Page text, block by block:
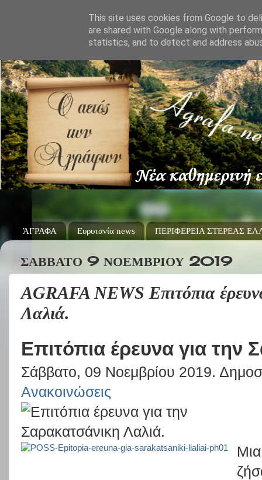
ΆΓΡΑΦΑ Ευρυτανία news ΠΕΡΙΦΕΡΕΙΑ ΣΤΕΡΕΑΣ
ΣΆΒΒΑΤΟ 9 ΝΟΕΜΒΡΊΟΥ 2019
AGRAFA NEWS Επιτόπια
Λαλιά.
Επιτόπια έρευνα για την
Σάββατο, 09 Νοεμβρίου 2019.
Ανακοινώσεις
This site uses cookies from Google to
are shared with Google along with
statistics, and to detect and address